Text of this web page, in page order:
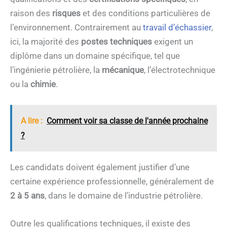
raison des risques et des conditions particulières de
l’environnement. Contrairement au travail d’échassier,
ici, la majorité des postes techniques exigent un
diplôme dans un domaine spécifique, tel que
l’ingénierie pétrolière, la mécanique, l’électrotechnique
ou la chimie.
A lire : Comment voir sa classe de l'année prochaine
?
Les candidats doivent également justifier d’une
certaine expérience professionnelle, généralement de
2 à 5 ans, dans le domaine de l’industrie pétrolière.
Outre les qualifications techniques, il existe des